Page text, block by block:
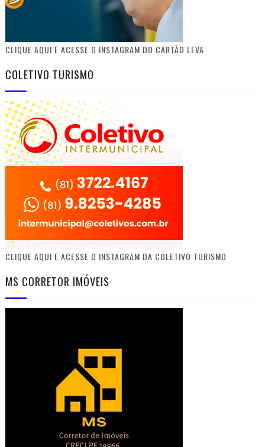
CLIQUE AQUI E ACESSE O INSTAGRAM DO CARTÃO LEVA
COLETIVO TURISMO
CLIQUE AQUI E ACESSE O INSTAGRAM DA COLETIVO TURISMO
MS CORRETOR IMÓVEIS